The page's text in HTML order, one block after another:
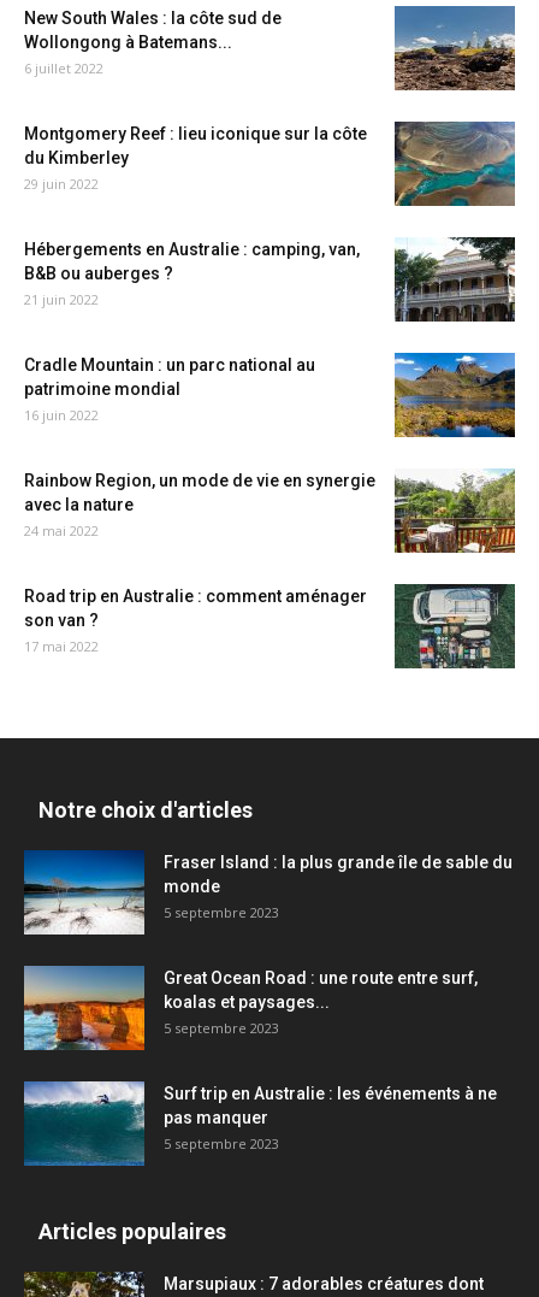
New South Wales : la côte sud de
Wollongong à Batemans...
6 juillet 2022
Montgomery Reef : lieu iconique sur la côte
du Kimberley
29 juin 2022
Hébergements en Australie : camping, van,
B&B ou auberges ?
21 juin 2022
Cradle Mountain : un parc national au
patrimoine mondial
16 juin 2022
Rainbow Region, un mode de vie en synergie
avec la nature
24 mai 2022
Road trip en Australie : comment aménager
son van ?
17 mai 2022
Notre choix d'articles
Fraser Island : la plus grande île de sable du
monde
5 septembre 2023
Great Ocean Road : une route entre surf,
koalas et paysages...
5 septembre 2023
Surf trip en Australie : les événements à ne
pas manquer
5 septembre 2023
Articles populaires
Marsupiaux : 7 adorables créatures dont